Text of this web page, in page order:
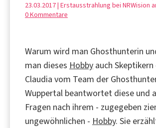
23.03.2017 | Erstausstrahlung bei NRWision
0 Kommentare
Warum wird man Ghosthunterin
man dieses Hobby auch
Claudia vom Team der
Wuppertal beantwortet diese und
Fragen nach ihrem - zugegeben
ungewöhnlichen - Hobby. Sie